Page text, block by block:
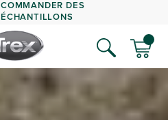
COMMANDER DES
ÉCHANTILLONS